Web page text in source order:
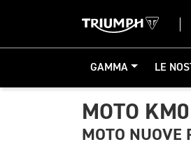
GAMMA LE
MOTO
MOTO NUOVE